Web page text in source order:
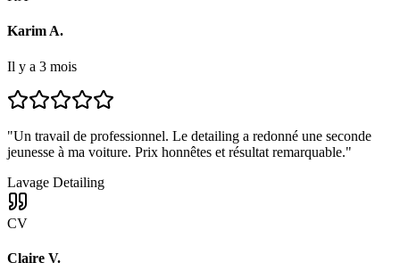
Karim A.
Il y a 3 mois
"Un travail de professionnel. Le detailing a redonné une seconde
jeunesse à ma voiture. Prix honnêtes et résultat remarquable."
Lavage Detailing
CV
Claire V.